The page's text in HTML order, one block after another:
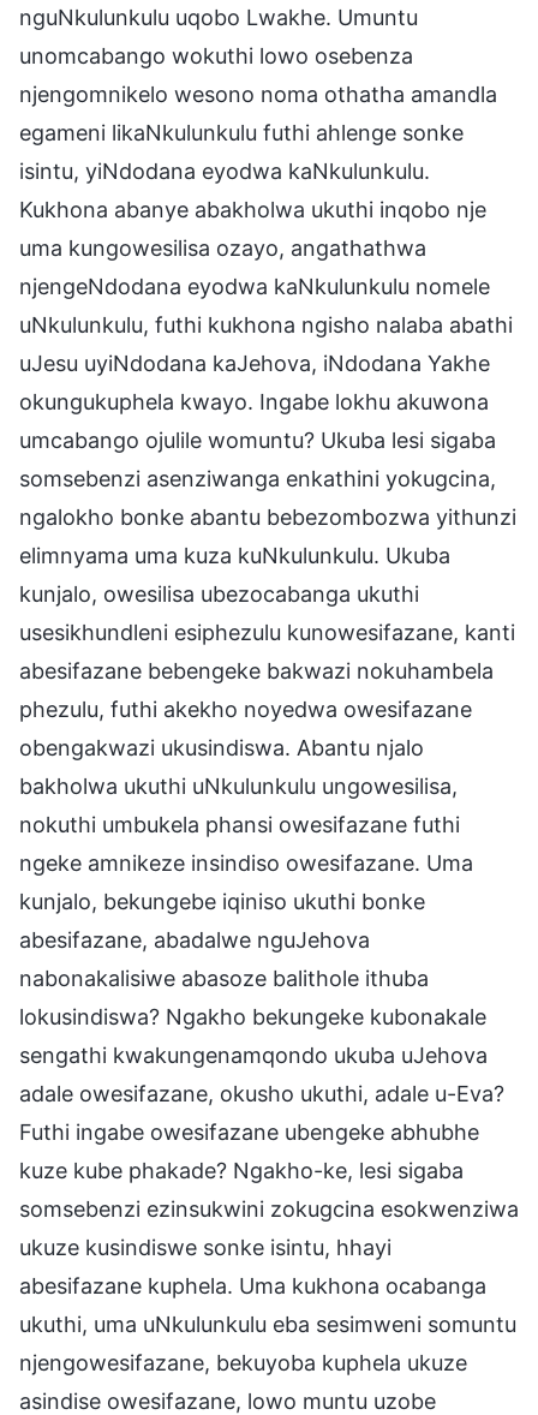
nguNkulunkulu uqobo Lwakhe. Umuntu
unomcabango wokuthi lowo osebenza
njengomnikelo wesono noma othatha amandla
egameni likaNkulunkulu futhi ahlenge sonke
isintu, yiNdodana eyodwa kaNkulunkulu.
Kukhona abanye abakholwa ukuthi inqobo nje
uma kungowesilisa ozayo, angathathwa
njengeNdodana eyodwa kaNkulunkulu nomele
uNkulunkulu, futhi kukhona ngisho nalaba abathi
uJesu uyiNdodana kaJehova, iNdodana Yakhe
okungukuphela kwayo. Ingabe lokhu akuwona
umcabango ojulile womuntu? Ukuba lesi sigaba
somsebenzi asenziwanga enkathini yokugcina,
ngalokho bonke abantu bebezombozwa yithunzi
elimnyama uma kuza kuNkulunkulu. Ukuba
kunjalo, owesilisa ubezocabanga ukuthi
usesikhundleni esiphezulu kunowesifazane, kanti
abesifazane bebengeke bakwazi nokuhambela
phezulu, futhi akekho noyedwa owesifazane
obengakwazi ukusindiswa. Abantu njalo
bakholwa ukuthi uNkulunkulu ungowesilisa,
nokuthi umbukela phansi owesifazane futhi
ngeke amnikeze insindiso owesifazane. Uma
kunjalo, bekungebe iqiniso ukuthi bonke
abesifazane, abadalwe nguJehova
nabonakalisiwe abasoze balithole ithuba
lokusindiswa? Ngakho bekungeke kubonakale
sengathi kwakungenamqondo ukuba uJehova
adale owesifazane, okusho ukuthi, adale u-Eva?
Futhi ingabe owesifazane ubengeke abhubhe
kuze kube phakade? Ngakho-ke, lesi sigaba
somsebenzi ezinsukwini zokugcina esokwenziwa
ukuze kusindiswe sonke isintu, hhayi
abesifazane kuphela. Uma kukhona ocabanga
ukuthi, uma uNkulunkulu eba sesimweni somuntu
njengowesifazane, bekuyoba kuphela ukuze
asindise owesifazane, lowo muntu uzobe